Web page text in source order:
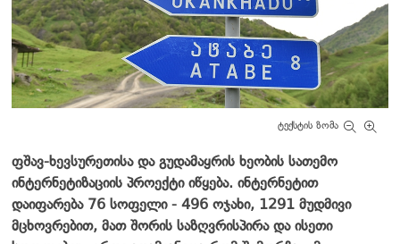
ტექსტის ზომა
ფშავ-ხევსურეთისა და გუდამაყრის ხეობის სათემო
ინტერნეტიზაციის პროექტი იწყება. ინტერნეტით
დაიფარება 76 სოფელი - 496 ოჯახი, 1291 მუდმივი
მცხოვრებით, მათ შორის საზღვრისპირა და ისეთი